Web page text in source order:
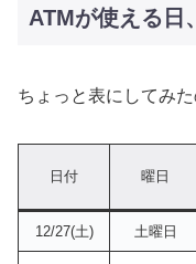
ATMが使える日
ちょっと表にしてみ
日付 曜日
12/27(土) 土曜日